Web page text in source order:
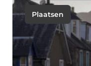
Plaatsen